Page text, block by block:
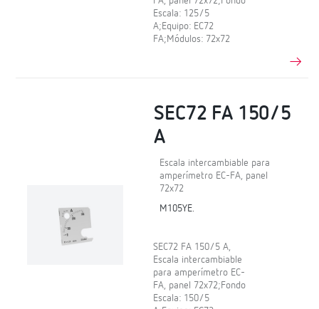
Escala: 125/5
A;Equipo: EC72
FA;Módulos: 72x72
SEC72 FA 150/5
A
Escala intercambiable para
amperímetro EC-FA, panel
72x72
M105YE.
SEC72 FA 150/5 A,
Escala intercambiable
para amperímetro EC-
FA, panel 72x72;Fondo
Escala: 150/5